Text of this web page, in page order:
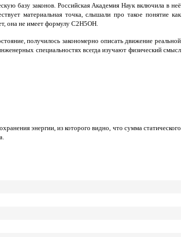
базу законов. Российская Академия Наук включила в неё
материальная точка, слышали про такое понятие как
она не имеет формулу С2Н5ОН.
получилось закономерно описать движение реальной
специальностях всегда изучают физический смысл
энергии, из которого видно, что сумма статического